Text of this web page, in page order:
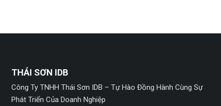
THÁI SƠN IDB
Công Ty TNHH Thái Sơn IDB – Tự Hào Đồng Hành Cùng Sự
Phát Triển Của Doanh Nghiệp